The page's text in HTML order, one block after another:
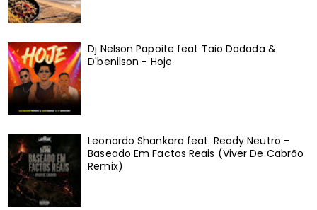
Dj Nelson Papoite feat Taio Dadada &
D'benilson - Hoje
Leonardo Shankara feat. Ready Neutro -
Baseado Em Factos Reais (Viver De Cabrão
Remix)